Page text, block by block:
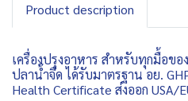
Product description
เครื่องปรุงอาหาร สำหรับทุกมื้อข
ปลาน้ำจืด ได้รับมาตรฐาน อย.
Health Certificate ส่งออก USA/